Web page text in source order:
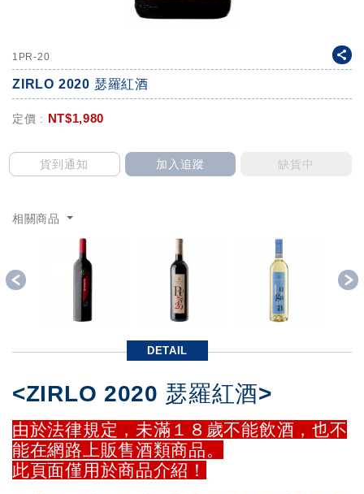
1PR-20
ZIRLO 2020 瑟羅紅酒
定價 : NT$1,980
貨到通知 加入追蹤 缺貨中
相關商品
DETAIL
<ZIRLO 2020 瑟羅紅酒>
由於法律規定，未滿１８歲不能飲酒，也不
能在網路上販售酒類商品。
此頁面僅用於商品介紹！